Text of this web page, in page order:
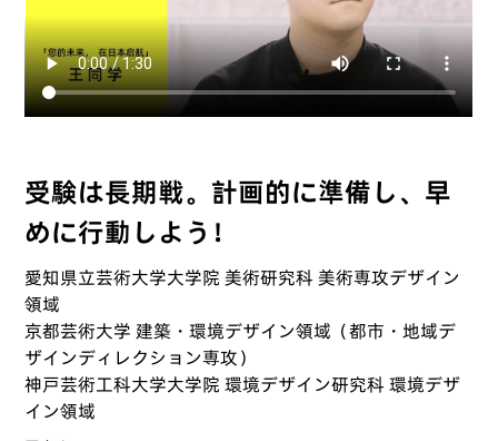
受験は長期戦。計画的に準備し、早
めに行動しよう！
愛知県立芸術大学大学院 美術研究科 美術専攻デザイン
領域
京都芸術大学 建築・環境デザイン領域（都市・地域デ
ザインディレクション専攻）
神戸芸術工科大学大学院 環境デザイン研究科 環境デザ
イン領域